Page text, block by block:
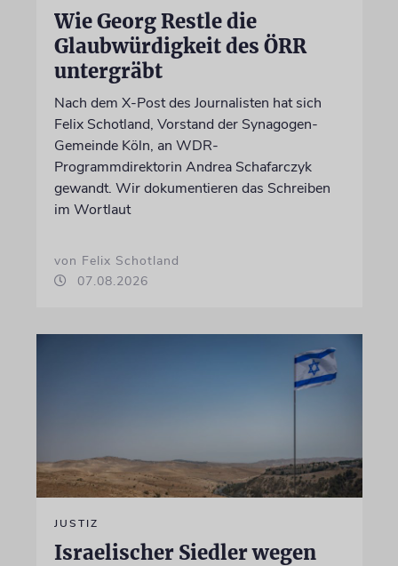
Wie Georg Restle die
Glaubwürdigkeit des ÖRR
untergräbt
Nach dem X-Post des Journalisten hat sich
Felix Schotland, Vorstand der Synagogen-
Gemeinde Köln, an WDR-
Programmdirektorin Andrea Schafarczyk
gewandt. Wir dokumentieren das Schreiben
im Wortlaut
von Felix Schotland
07.08.2026
JUSTIZ
Israelischer Siedler wegen